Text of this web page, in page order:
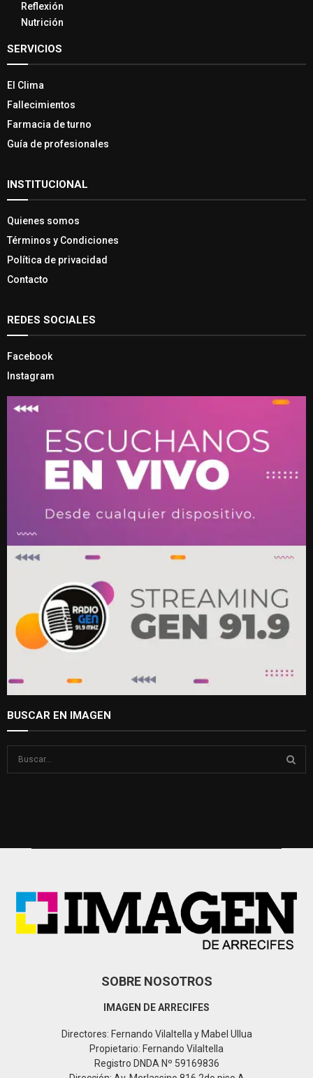
Reflexión
Nutrición
SERVICIOS
El Clima
Fallecimientos
Farmacia de turno
Guía de profesionales
INSTITUCIONAL
Quienes somos
Términos y Condiciones
Política de privacidad
Contacto
REDES SOCIALES
Facebook
Instagram
BUSCAR EN IMAGEN
SOBRE NOSOTROS
IMAGEN DE ARRECIFES
Directores: Fernando Vilaltella y Mabel Ullua
Propietario: Fernando Vilaltella
Registro DNDA Nº 59169836